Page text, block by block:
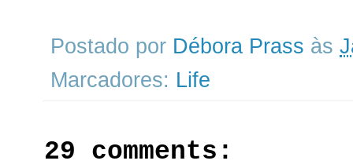
Postado por Débora Prass às
Marcadores: Life
29 comments: